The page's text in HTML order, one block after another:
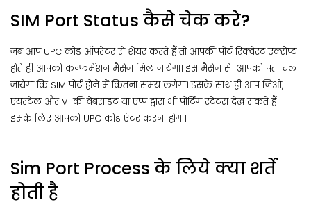
SIM Port Status कैसे चेक करे?
जब आप UPC कोड ऑपरेटर से शेयर करते हैं तो आपकी पोर्ट रिक्वेस्ट एक्सेप्ट
होते ही आपको कन्फर्मेशन मैसेज मिल जायेगा। इस मैसेज से आपको पता चल
जायेगा कि SIM पोर्ट होने में कितना समय लगेगा। इसके साथ ही आप जिओ,
एयरटेल और Vi की वेबसाइट या एप्प द्वारा भी पोर्टिंग स्टेटस देख सकते हैं।
इसके लिए आपको UPC कोड एंटर करना होगा।
Sim Port Process के लिये क्या शर्ते
होती है